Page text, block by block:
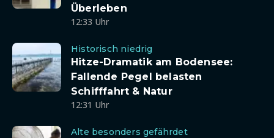
Überleben
12:33 Uhr
Historisch niedrig
Hitze-Dramatik am Bodensee:
Fallende Pegel belasten
Schifffahrt & Natur
12:31 Uhr
Alte besonders gefährdet